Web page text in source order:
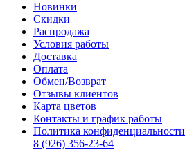
Новинки
Скидки
Распродажа
Условия работы
Доставка
Оплата
Обмен/Возврат
Отзывы клиентов
Карта цветов
Контакты и график работы
Политика конфиденциальности
8 (926) 356-23-64